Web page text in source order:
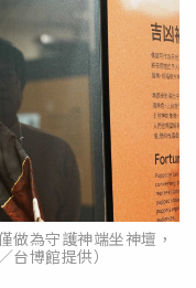
做為守護神端坐神壇，
博館提供）